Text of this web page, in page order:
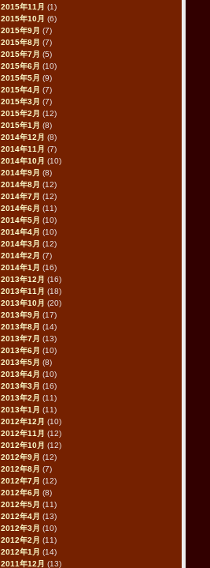
2015年11月 (1)
2015年10月 (6)
2015年9月 (7)
2015年8月 (7)
2015年7月 (5)
2015年6月 (10)
2015年5月 (9)
2015年4月 (7)
2015年3月 (7)
2015年2月 (12)
2015年1月 (8)
2014年12月 (8)
2014年11月 (7)
2014年10月 (10)
2014年9月 (8)
2014年8月 (12)
2014年7月 (12)
2014年6月 (11)
2014年5月 (10)
2014年4月 (10)
2014年3月 (12)
2014年2月 (7)
2014年1月 (16)
2013年12月 (16)
2013年11月 (18)
2013年10月 (20)
2013年9月 (17)
2013年8月 (14)
2013年7月 (13)
2013年6月 (10)
2013年5月 (8)
2013年4月 (10)
2013年3月 (16)
2013年2月 (11)
2013年1月 (11)
2012年12月 (10)
2012年11月 (12)
2012年10月 (12)
2012年9月 (12)
2012年8月 (7)
2012年7月 (12)
2012年6月 (8)
2012年5月 (11)
2012年4月 (13)
2012年3月 (10)
2012年2月 (11)
2012年1月 (14)
2011年12月 (13)